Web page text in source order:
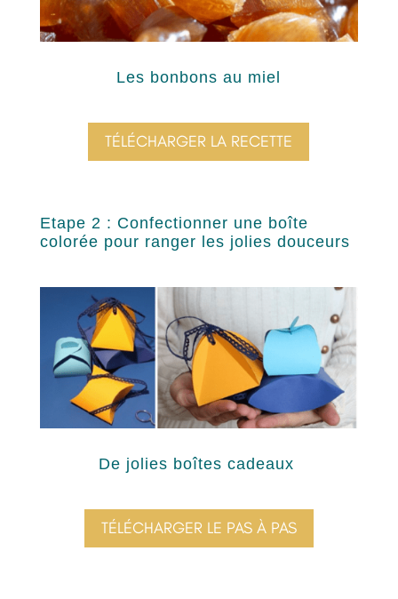
Les bonbons au miel
TÉLÉCHARGER LA RECETTE
Etape 2 : Confectionner une boîte
colorée pour ranger les jolies douceurs
De jolies boîtes cadeaux
TÉLÉCHARGER LE PAS À PAS